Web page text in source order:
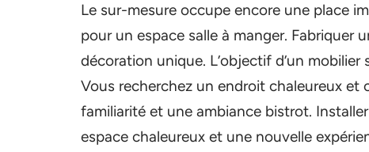
Le sur-mesure occupe encore une place
pour un espace salle à manger. Fabriquer
décoration unique. L’objectif d’un
Vous recherchez un endroit chaleureux
familiarité et une ambiance bistrot.
espace chaleureux et une nouvelle